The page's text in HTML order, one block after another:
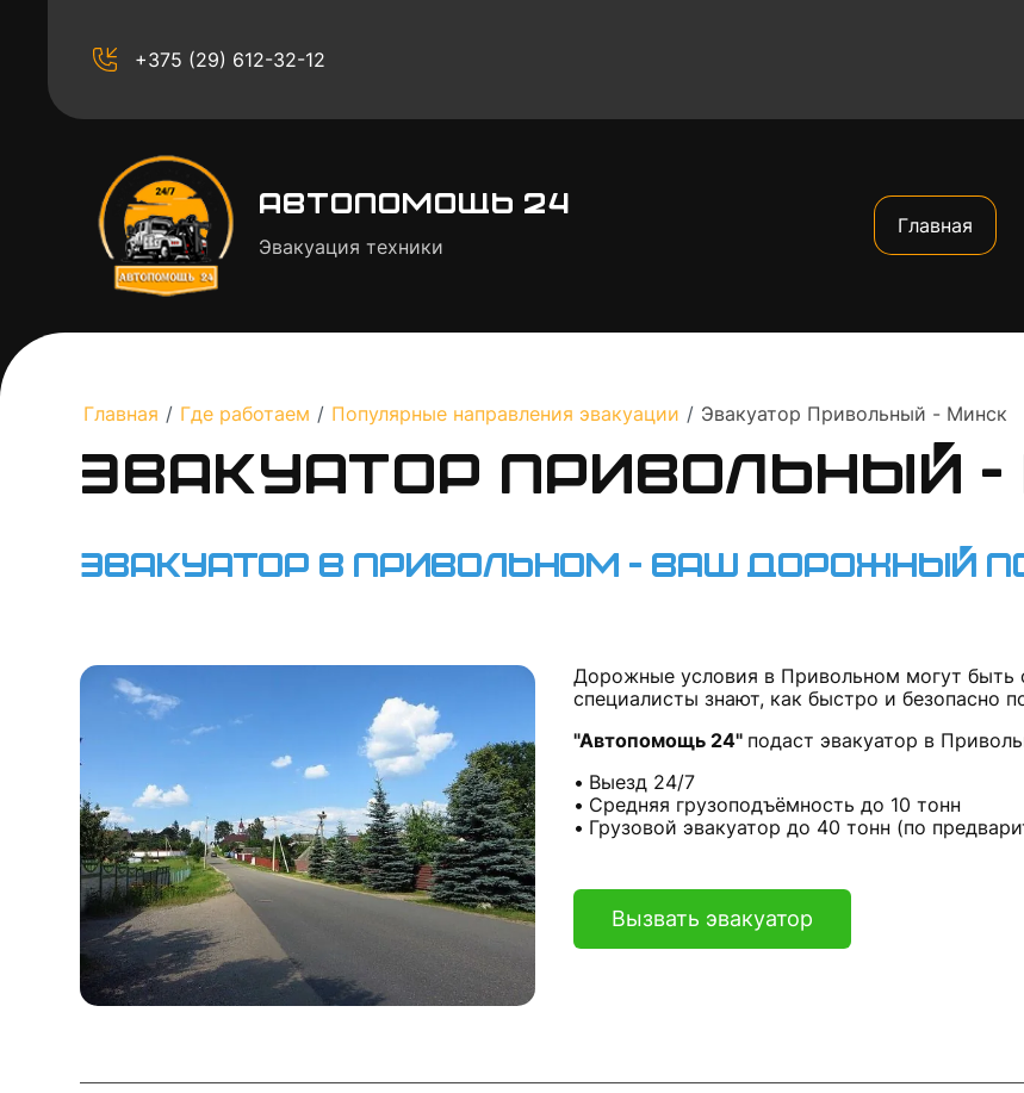
+375 (29) 612-32-12
Автопомощь 24
Эвакуация техники
Главная
Главная / Где работаем / Популярные направления эвакуации / Эвакуатор Привольный - Минск
Эвакуатор Привольный
Эвакуатор в Привольном - Ваш дорожный
Дорожные условия в Привольном могут
специалисты знают, как быстро и безопасно
"Автопомощь 24" подаст эвакуатор в
Выезд 24/7
Средняя грузоподъёмность до 10 тонн
Грузовой эвакуатор до 40 тонн (по
Вызвать эвакуатор